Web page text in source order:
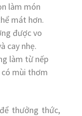
làm món
mát hơn.
được vo
cay nhẹ.
làm từ nếp
có mùi thơm
thưởng thức,